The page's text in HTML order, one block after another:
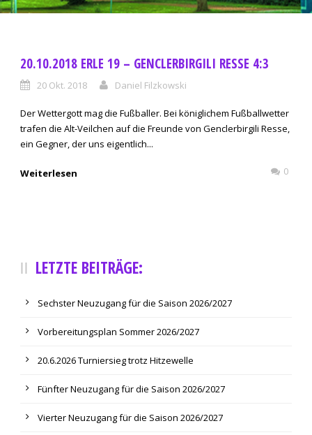
20.10.2018 ERLE 19 – GENCLERBIRGILI RESSE 4:3
20 Okt. 2018 Daniel Filzkowski
Der Wettergott mag die Fußballer. Bei königlichem Fußballwetter
trafen die Alt-Veilchen auf die Freunde von Genclerbirgili Resse,
ein Gegner, der uns eigentlich...
Weiterlesen 0
LETZTE BEITRÄGE:
Sechster Neuzugang für die Saison 2026/2027
Vorbereitungsplan Sommer 2026/2027
20.6.2026 Turniersieg trotz Hitzewelle
Fünfter Neuzugang für die Saison 2026/2027
Vierter Neuzugang für die Saison 2026/2027